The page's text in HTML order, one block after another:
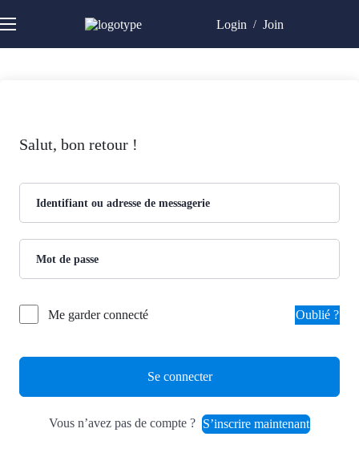
Login / Join
Salut, bon retour !
Me garder connecté Oublié ?
Se connecter
Vous n’avez pas de compte ? S’inscrire maintenant